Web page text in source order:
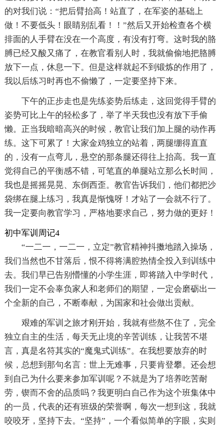
的对我们说：“把后臂抬高！站直了，在军姿的基础上
做！不要低头！眼睛别乱看！！”然后又开始检查各个横
排面的人手臂在没在一个高度，有没有打弯。这时我的胳
膊已经又酸又痛了，在教官看别人时，我就偷偷地把胳膊
放下一点，休息一下。但是这样就起不到锻炼的作用了，
我以后练习时再也不偷懒了，一定要坚持下来。
下午的正步走也是先练姿势后练走，这回觉得手臂的
姿势可比上午的轻松多了，举了半天我也没有放下手偷
懒。正当我暗暗高兴的时候，教官让我们加上腿的动作再
练。这下可累了！大家金鸡独立的站着，两腿绷得直直
的，没有一点弯儿，悬空的那条腿还得往上抬高。我一直
觉得自己的平衡感不错，可笔直的单腿站立那么长时间，
我也是摇摇晃晃、东倒西歪。教官告诉我们，他们都把沙
袋绑在腿上练习，我真是惭愧呀！才站了一会就不行了。
我一定要向教官学习，严格地要求自己，努力做的更好！
初中军训周记4
“一二一，一二一，立定”教官精神抖擞地踏入操场，
我们当然也不甘落后，恨不得将满腔热情全投入到训练中
去。我们早已告别懵懂的小学生涯，即将踏入中学时代，
我们一定不会辜负家人和老师们的期望，一定会磨砺出一
个全新的自己，不断奉献，为国家和社会做出贡献。
艰难的军训之旅才刚开始，我就有些熬不住了，完全
独立自主的生活，每天无止境的辛苦训练，让我苦不堪
言，真是名符其实的“魔鬼式训练”。在我想要放弃的时
候，总想到那句名言：世上无难事，只要肯登攀。还会想
到自己为什么要来参加军训呢？不就是为了培养吃苦耐
劳，锲而不舍的品质吗？我更明白自己作为这个班集体中
的一员，代表的还有班级的荣誉啊，每次一想到这，我就
咬咬牙，坚持下去。“坚持”，一个看似简单的字眼，实则